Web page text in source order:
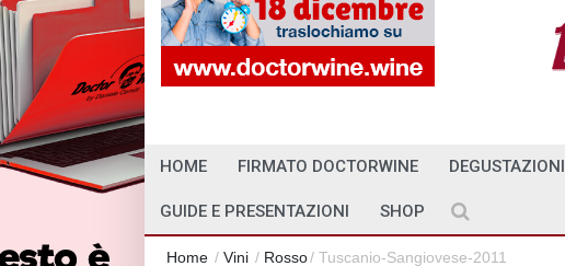
HOME FIRMATO DOCTORWINE DEGUSTAZIONI
GUIDE E PRESENTAZIONI SHOP
Home / Vini / Rosso/ Tuscanio-Sangiovese-2011